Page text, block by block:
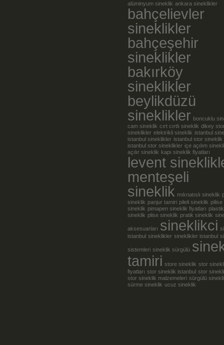
alüminyum sineklik ankara sineklikler
bahçelievler
sineklikler
bahçeşehir
sineklikler
bakırköy
sineklikler
beylikdüzü
sineklikler boncuklu
cam sineklik cırt cırtlı sineklik dikey
sineklikler elektrikli sineklik istanbul
istanbul sineklikler istanbul stor sineklik
istanbul stor sineklikler içe açılım
açılır sineklik kapı sineklik fiyatları
levent
menteşeli
sineklik mıknatıslı sineklik
sineklik panjur tamiri pileli sineklik pilise
sineklik pimapen sineklik fiyatları plastik
sineklik plise sineklik pratik sineklik
aksesuarları sineklikci
istanbul sineklikler sineklikler istanbul
sistemleri sineklik sürgülü
tamiri store sineklik stor
fiyatları stor sineklik istanbul stor
stor sineklik malzemeleri sürgülü
sürme sineklik ucuz sineklik